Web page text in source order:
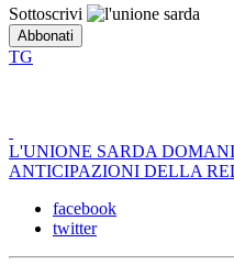
Sottoscrivi
TG
L'UNIONE SARDA
ANTICIPAZIONI DELLA
facebook
twitter